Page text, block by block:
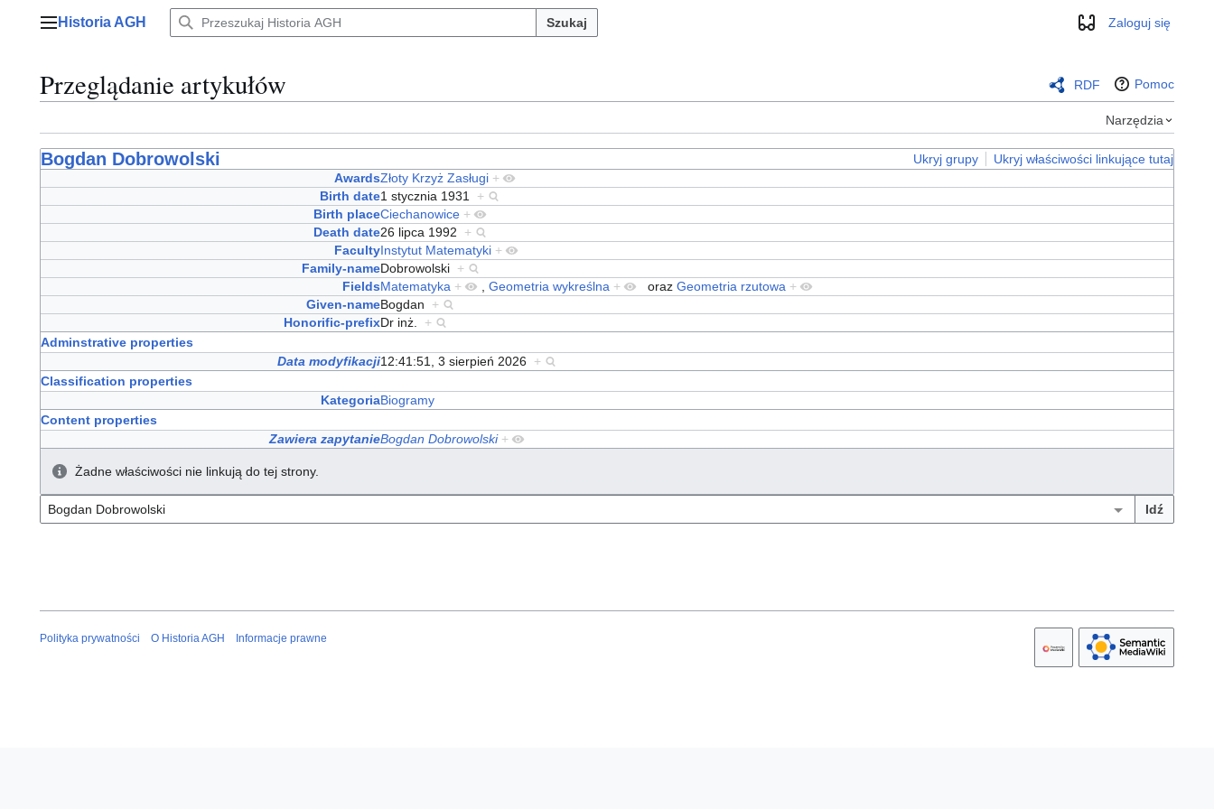
Menu główne
Historia AGH Szukaj WyglądZaloguj się
Przeglądanie artykułów RDF Pomoc
Narzędzia
Bogdan Dobrowolski Ukryj grupy
Ukryj właściwości linkujące tutaj
AwardsZłoty Krzyż Zasługi +
Birth date1 stycznia 1931 +
Birth placeCiechanowice +
Death date26 lipca 1992 +
FacultyInstytut Matematyki +
Family-nameDobrowolski +
FieldsMatematyka + ,Geometria wykreślna + orazGeometria rzutowa +
Given-nameBogdan +
Honorific-prefixDr inż. +
Adminstrative properties
Data modyfikacji12:41:51, 3 sierpień 2026
+
Classification properties
KategoriaBiogramy
Content properties
Zawiera zapytanieBogdan Dobrowolski +
Żadne właściwości nie linkują do tej strony.
Polityka prywatności O Historia AGH Informacje prawne